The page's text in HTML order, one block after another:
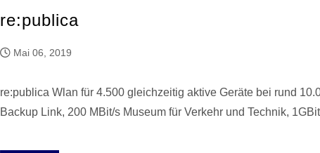
re:publica
Mai 06, 2019
re:publica Wlan für 4.500 gleichzeitig aktive Geräte bei rund
Backup Link, 200 MBit/s Museum für Verkehr und Technik,